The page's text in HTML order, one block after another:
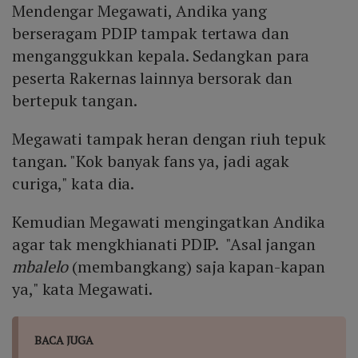
Mendengar Megawati, Andika yang
berseragam PDIP tampak tertawa dan
menganggukkan kepala. Sedangkan para
peserta Rakernas lainnya bersorak dan
bertepuk tangan.
Megawati tampak heran dengan riuh tepuk
tangan. "Kok banyak fans ya, jadi agak
curiga," kata dia.
Kemudian Megawati mengingatkan Andika
agar tak mengkhianati PDIP. "Asal jangan
mbalelo(membangkang) saja kapan-kapan
ya," kata Megawati.
BACA JUGA